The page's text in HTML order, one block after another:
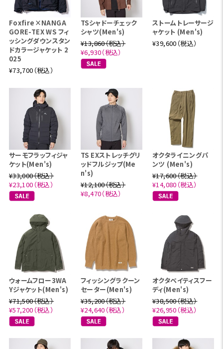
Foxfire×NANGA
GORE-TEX WS フィ
ッシングダウンスタン
ドカラージャケット 2
025
¥73,700（税込）
TSシャドーチェック
シャツ(Men's)
¥13,860（税込）
¥6,930（税込）
ストームトレーサージ
ャケット (Men's)
¥39,600（税込）
サーモフラッフィジャ
ケット(Men's)
¥33,000（税込）
¥23,100（税込）
TS EXストレッチグリ
ッドフルジップ(Me
n's)
¥12,100（税込）
¥8,470（税込）
オクタライニングパ
ンツ (Men's)
¥17,600（税込）
¥14,080（税込）
ウォームフロー3WA
Yジャケット(Men's)
¥71,500（税込）
¥57,200（税込）
フィッシングラクーン
セーター(Men's)
¥35,200（税込）
¥24,640（税込）
オクタベイティスフー
ディ(Men's)
¥38,500（税込）
¥26,950（税込）